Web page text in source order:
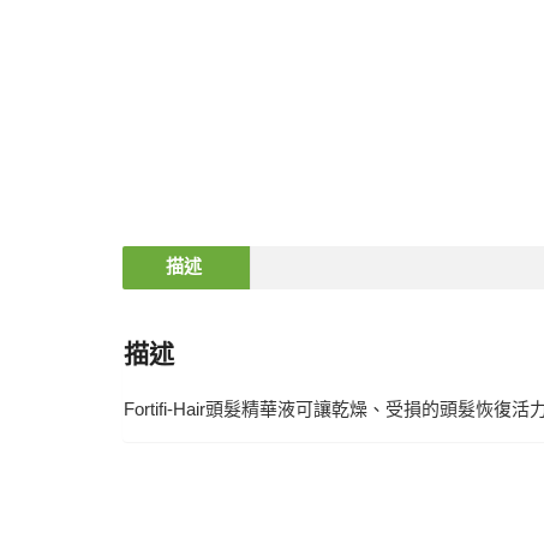
描述
描述
Fortifi-Hair頭髮精華液可讓乾燥、受損的頭髮恢復活